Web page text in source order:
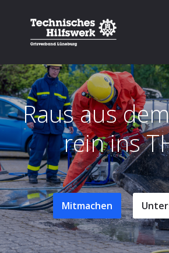
Raus aus
rein ins
Mitmachen